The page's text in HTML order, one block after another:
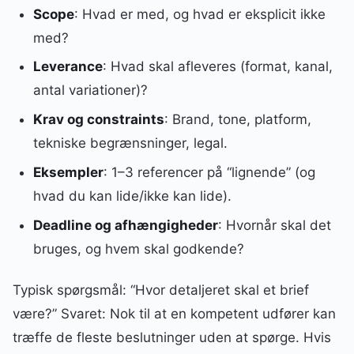
Scope: Hvad er med, og hvad er eksplicit ikke
med?
Leverance: Hvad skal afleveres (format, kanal,
antal variationer)?
Krav og constraints: Brand, tone, platform,
tekniske begrænsninger, legal.
Eksempler: 1–3 referencer på “lignende” (og
hvad du kan lide/ikke kan lide).
Deadline og afhængigheder: Hvornår skal det
bruges, og hvem skal godkende?
Typisk spørgsmål: “Hvor detaljeret skal et brief
være?” Svaret: Nok til at en kompetent udfører kan
træffe de fleste beslutninger uden at spørge. Hvis